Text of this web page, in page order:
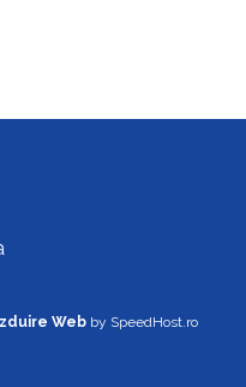
Web by SpeedHost.ro